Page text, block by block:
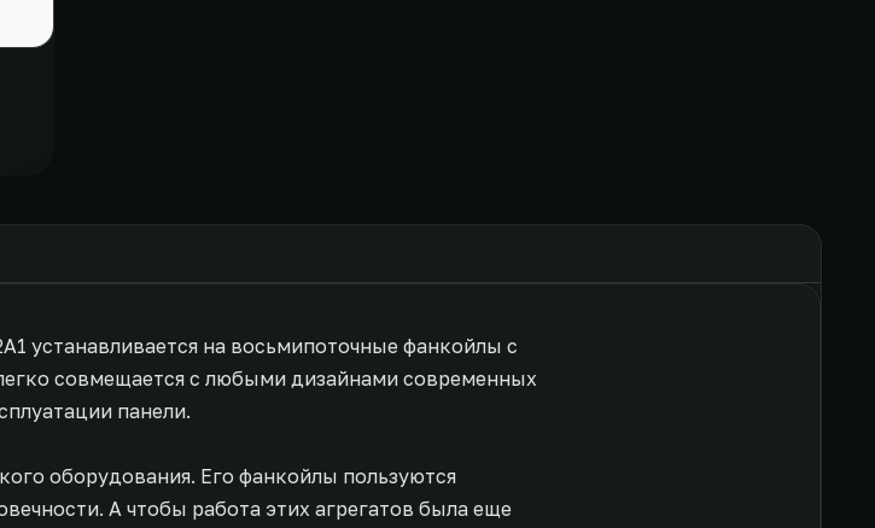
устанавливается на восьмипоточные фанкойлы с
совмещается с любыми дизайнами современных
панели.
оборудования. Его фанкойлы пользуются
А чтобы работа этих агрегатов была еще